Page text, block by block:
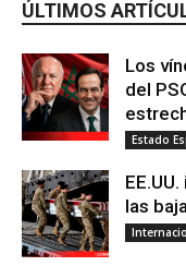
ÚLTIMOS
Los
del
Estado
las